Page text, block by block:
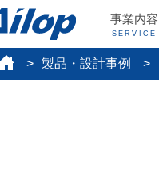
事業内容
SERVICE
製品・設計事例